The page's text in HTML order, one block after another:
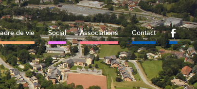
de vie Social Associations Contact